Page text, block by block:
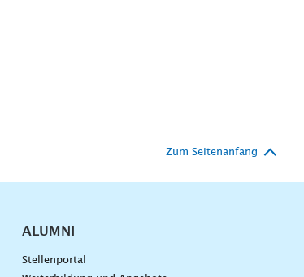
Zum Seitenanfang
ALUMNI
Stellenportal